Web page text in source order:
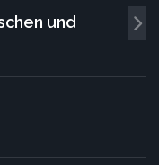
und